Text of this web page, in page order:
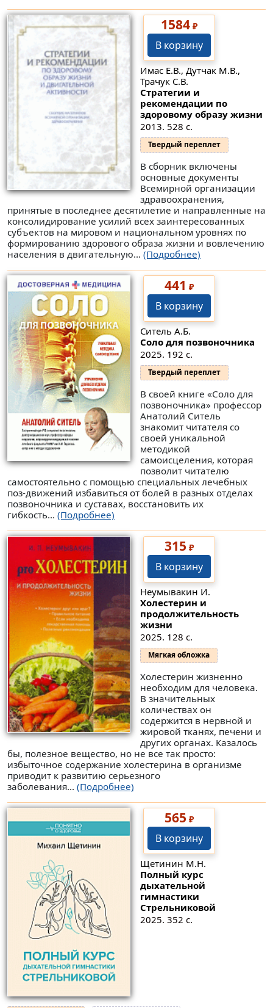
1584₽
В корзину
Имас Е.В., Дутчак М.В.,
Трачук С.В.
Стратегии и
рекомендации по
здоровому образу жизни
2013. 528 с.
Твердый переплет
В сборник включены
основные документы
Всемирной организации
здравоохранения,
принятые в последнее десятилетие и направленные на
консолидирование усилий всех заинтересованных
субъектов на мировом и национальном уровнях по
формированию здорового образа жизни и вовлечению
населения в двигательную... (Подробнее)
441 ₽
В корзину
Ситель А.Б.
Соло для позвоночника
2025. 192 с.
Твердый переплет
В своей книге «Соло для
позвоночника» профессор
Анатолий Ситель
знакомит читателя со
своей уникальной
методикой
самоисцеления, которая
позволит читателю
самостоятельно с помощью специальных лечебных
поз-движений избавиться от болей в разных отделах
позвоночника и суставах, восстановить их
гибкость... (Подробнее)
315 ₽
В корзину
Неумывакин И.
Холестерин и
продолжительность
жизни
2025. 128 с.
Мягкая обложка
Холестерин жизненно
необходим для человека.
В значительных
количествах он
содержится в нервной и
жировой тканях, печени и
других органах. Казалось
бы, полезное вещество, но не все так просто:
избыточное содержание холестерина в организме
приводит к развитию серьезного
заболевания... (Подробнее)
565 ₽
В корзину
Щетинин М.Н.
Полный курс
дыхательной
гимнастики
Стрельниковой
2025. 352 с.